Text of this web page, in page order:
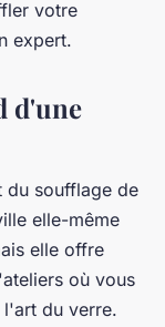
votre
expert.
d'une
du soufflage de
elle-même
elle offre
où vous
l'art du verre.